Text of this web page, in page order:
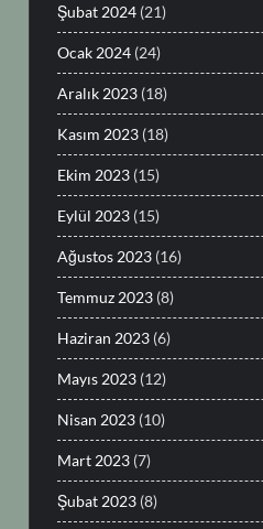
Şubat 2024 (21)
Ocak 2024 (24)
Aralık 2023 (18)
Kasım 2023 (18)
Ekim 2023 (15)
Eylül 2023 (15)
Ağustos 2023 (16)
Temmuz 2023 (8)
Haziran 2023 (6)
Mayıs 2023 (12)
Nisan 2023 (10)
Mart 2023 (7)
Şubat 2023 (8)